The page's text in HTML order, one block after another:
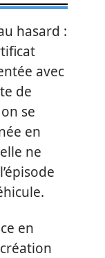
hasard :
avec
de
se
en
ne
en